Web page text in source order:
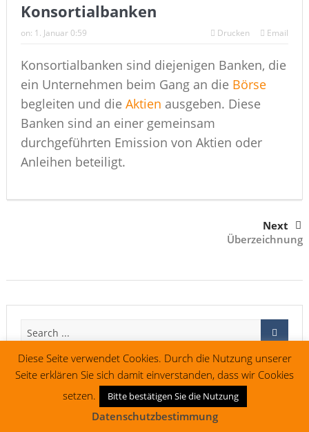
Konsortialbanken
on: 1. Januar 0:59 Drucken Email
Konsortialbanken sind diejenigen Banken, die
ein Unternehmen beim Gang an die Börse
begleiten und die Aktien ausgeben. Diese
Banken sind an einer gemeinsam
durchgeführten Emission von Aktien oder
Anleihen beteiligt.
Next
Überzeichnung
Impressum Vertrag widerrufen
Diese Seite verwendet Cookies. Durch die Nutzung unserer
Seite erklären Sie sich damit einverstanden, dass wir Cookies
setzen.
Bitte bestätigen Sie die Nutzung
Datenschutzbestimmung